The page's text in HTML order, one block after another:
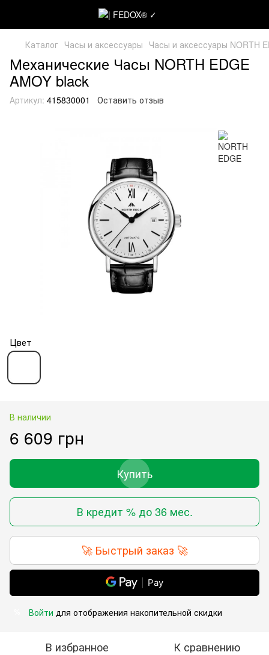
Каталог Часы и аксессуары Часы и аксессуары NORTH
Механические Часы NORTH EDGE
AMOY black
Артикул: 415830001 Оставить отзыв
Цвет
В наличии
6 609 грн
Купить
В кредит % до 36 мес.
🚀 Быстрый заказ 🚀
Pay
Войти для отображения накопительной скидки
В избранное К сравнению